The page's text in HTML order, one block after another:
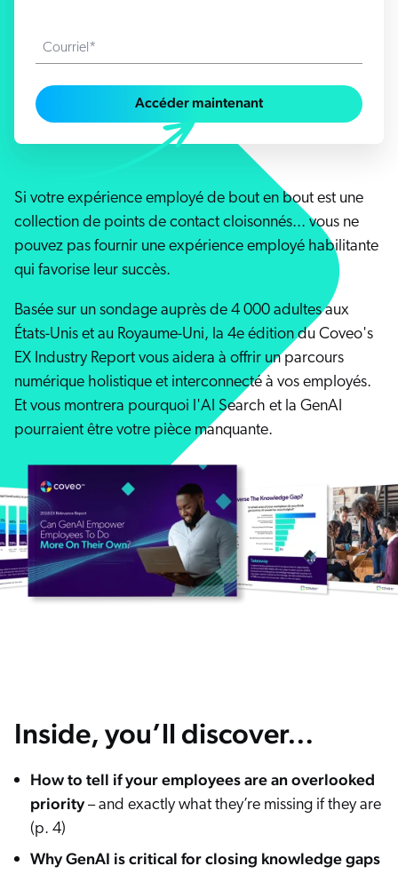
COMMERCE
SERVICE CLIENT
SITES INTERNET
ChatGPT
Agentforce
AWS
Sitecore
Optimizely
Adobe
partenaires
gratuit
Links
unifiée
Code Sandbox
et webinaires
360
Si votre expérience employé de bout en bout est une
collection de points de contact cloisonnés... vous ne
pouvez pas fournir une expérience employé habilitante
qui favorise leur succès.
Basée sur un sondage auprès de 4 000 adultes aux
États-Unis et au Royaume-Uni, la 4e édition du Coveo's
EX Industry Report vous aidera à offrir un parcours
numérique holistique et interconnecté à vos employés.
Et vous montrera pourquoi l'AI Search et la GenAI
pourraient être votre pièce manquante.
Courriel*
Accéder maintenant
Inside, you’ll discover…
How to tell if your employees are an overlooked
priority– and exactly what they’re missing if they are
(p. 4)
Why GenAI is critical for closing knowledge gaps